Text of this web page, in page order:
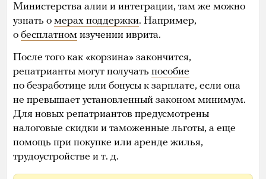
Министерства алии и интеграции, там же можно
узнать о мерах поддержки. Например,
о бесплатном изучении иврита.
После того как «корзина» закончится,
репатрианты могут получать пособие
по безработице или бонусы к зарплате, если она
не превышает установленный законом минимум.
Для новых репатриантов предусмотрены
налоговые скидки и таможенные льготы, а еще
помощь при покупке или аренде жилья,
трудоустройстве и т. д.